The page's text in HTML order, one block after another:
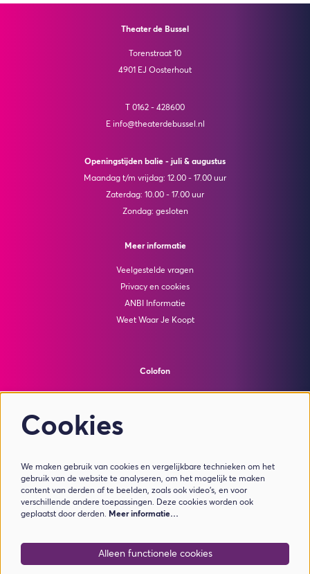
Theater de Bussel
Torenstraat 10
4901 EJ Oosterhout
T 0162 - 428600
E info@theaterdebussel.nl
Openingstijden balie - juli & augustus
Maandag t/m vrijdag: 12.00 - 17.00 uur
Zaterdag: 10.00 - 17.00 uur
Zondag: gesloten
Meer informatie
Veelgestelde vragen
Privacy en cookies
ANBI Informatie
Weet Waar Je Koopt
Colofon
© Theater de Bussel
Meld je aan voor de nieuwsbrief
Cookies
We maken gebruik van cookies en vergelijkbare technieken om het
gebruik van de website te analyseren, om het mogelijk te maken
content van derden af te beelden, zoals ook video’s, en voor
verschillende andere toepassingen. Deze cookies worden ook
geplaatst door derden. Meer informatie…
Alleen functionele cookies